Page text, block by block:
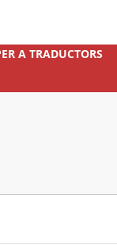
A TRADUCTORS